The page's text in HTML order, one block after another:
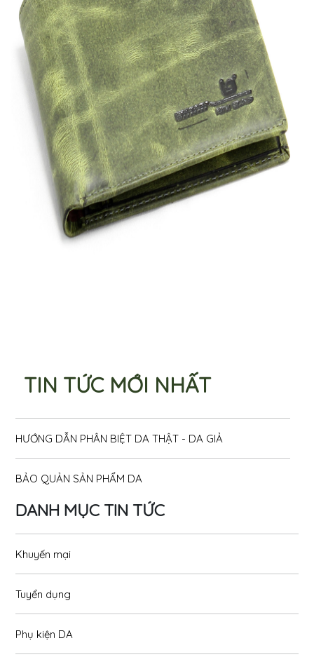
TIN TỨC MỚI NHẤT
HƯỚNG DẪN PHÂN BIỆT DA THẬT - DA GIẢ
BẢO QUẢN SẢN PHẨM DA
DANH MỤC TIN TỨC
Khuyến mại
Tuyển dụng
Phụ kiện DA